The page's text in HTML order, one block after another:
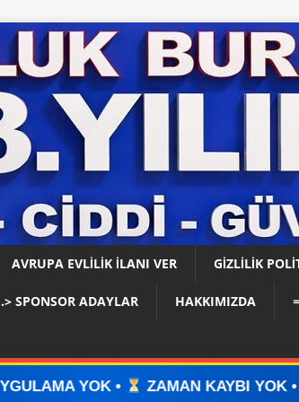
AVRUPA EVLİLİK İLANI VER GIZLILIK
.> SPONSOR ADAYLAR HAKKIMIZDA
ZAMAN KAYBI YOK • İLAN VERİN •